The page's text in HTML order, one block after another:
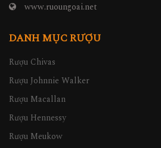
www.ruoungoai.net
DANH MỤC RƯỢU
Rượu Chivas
Rượu Johnnie Walker
Rượu Macallan
Rượu Hennessy
Rượu Meukow